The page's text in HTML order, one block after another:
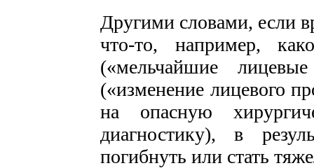
Другими словами, если
что-то, например,
(«мельчайшие
(«изменение лицевого
на опасную
диагностику), в
погибнуть или стать